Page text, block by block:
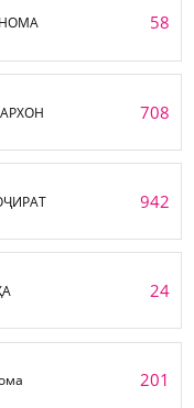
58
708
942
24
201